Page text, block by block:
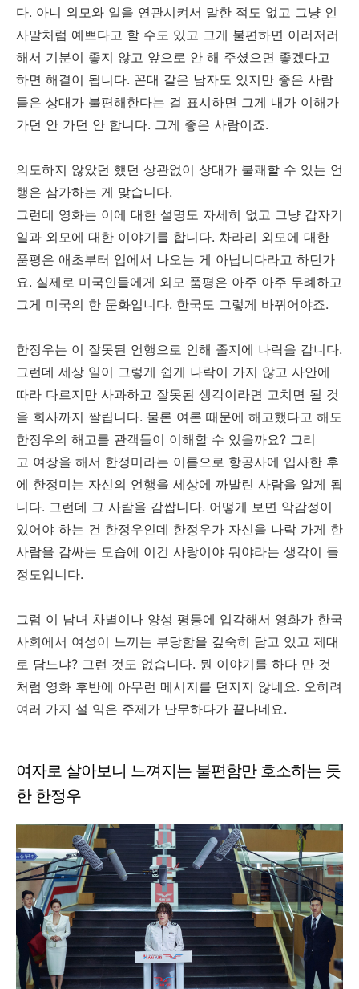
다. 아니 외모와 일을 연관시켜서 말한 적도 없고 그냥 인
사말처럼 예쁘다고 할 수도 있고 그게 불편하면 이러저러
해서 기분이 좋지 않고 앞으로 안 해 주셨으면 좋겠다고
하면 해결이 됩니다. 꼰대 같은 남자도 있지만 좋은 사람
들은 상대가 불편해한다는 걸 표시하면 그게 내가 이해가
가던 안 가던 안 합니다. 그게 좋은 사람이죠.
의도하지 않았던 했던 상관없이 상대가 불쾌할 수 있는 언
행은 삼가하는 게 맞습니다.
그런데 영화는 이에 대한 설명도 자세히 없고 그냥 갑자기
일과 외모에 대한 이야기를 합니다. 차라리 외모에 대한
품평은 애초부터 입에서 나오는 게 아닙니다라고 하던가
요. 실제로 미국인들에게 외모 품평은 아주 아주 무례하고
그게 미국의 한 문화입니다. 한국도 그렇게 바뀌어야죠.
한정우는 이 잘못된 언행으로 인해 졸지에 나락을 갑니다.
그런데 세상 일이 그렇게 쉽게 나락이 가지 않고 사안에
따라 다르지만 사과하고 잘못된 생각이라면 고치면 될 것
을 회사까지 짤립니다. 물론 여론 때문에 해고했다고 해도
한정우의 해고를 관객들이 이해할 수 있을까요? 그리
고 여장을 해서 한정미라는 이름으로 항공사에 입사한 후
에 한정미는 자신의 언행을 세상에 까발린 사람을 알게 됩
니다. 그런데 그 사람을 감쌉니다. 어떻게 보면 악감정이
있어야 하는 건 한정우인데 한정우가 자신을 나락 가게 한
사람을 감싸는 모습에 이건 사랑이야 뭐야라는 생각이 들
정도입니다.
그럼 이 남녀 차별이나 양성 평등에 입각해서 영화가 한국
사회에서 여성이 느끼는 부당함을 깊숙히 담고 있고 제대
로 담느냐? 그런 것도 없습니다. 뭔 이야기를 하다 만 것
처럼 영화 후반에 아무런 메시지를 던지지 않네요. 오히려
여러 가지 설 익은 주제가 난무하다가 끝나네요.
여자로 살아보니 느껴지는 불편함만 호소하는 듯
한 한정우